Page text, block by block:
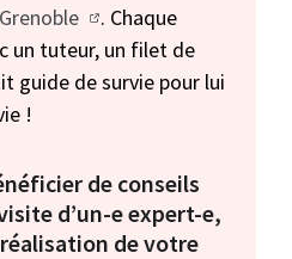
. Chaque
un tuteur, un filet de
guide de survie pour lui
!
de conseils
d’un-e expert-e,
de votre